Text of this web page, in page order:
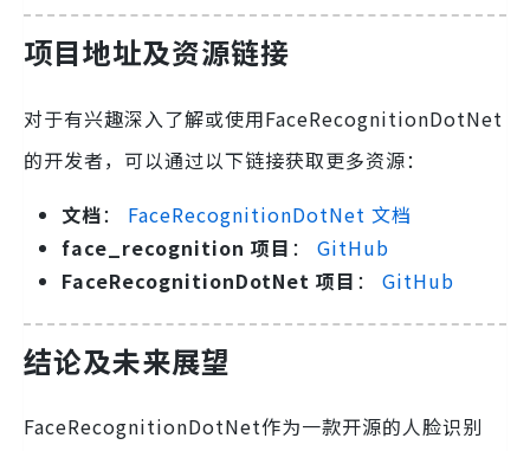
项目地址及资源链接
对于有兴趣深入了解或使用FaceRecognitionDotNet
的开发者，可以通过以下链接获取更多资源：
文档： FaceRecognitionDotNet 文档
face_recognition 项目 ： GitHub
FaceRecognitionDotNet 项目 ： GitHub
结论及未来展望
FaceRecognitionDotNet作为一款开源的人脸识别